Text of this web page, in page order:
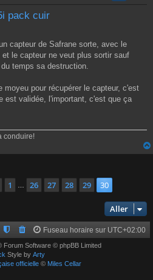
pack cuir
capteur de Safrane sorte, avec le
le capteur ne veut plus sortir sauf
temps sa destruction.
moyeu pour récupérer le capteur, c'est
est validée, l'important, c'est que ça
conduire!
30 sur 30
Précédent
1 26 27 28 29 30
Aller
Fuseau horaire sur UTC+02:00
Forum Software © phpBB Limited
Style by Arty
officielle© Miles Cellar